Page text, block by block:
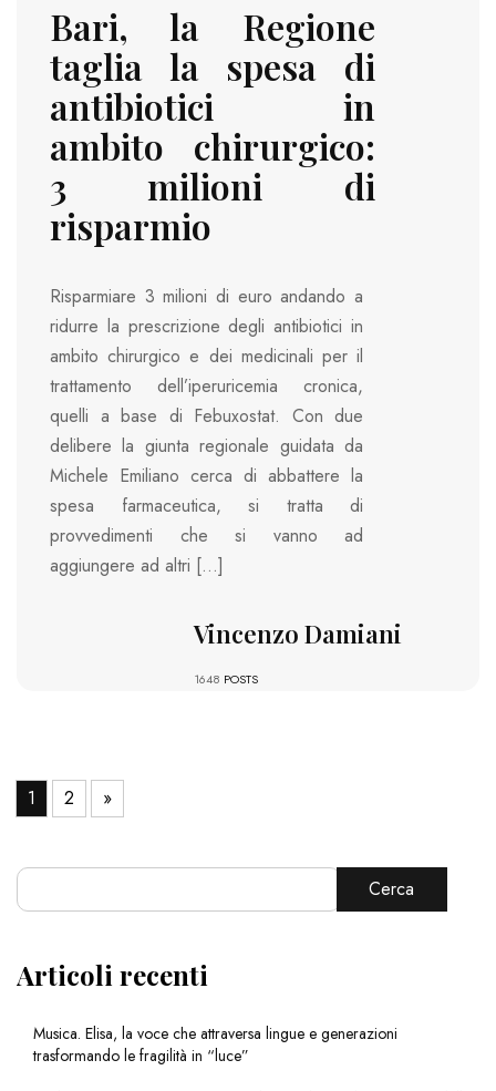
Bari, la Regione
taglia la spesa di
antibiotici in
ambito chirurgico:
3 milioni di
risparmio
Risparmiare 3 milioni di euro andando a
ridurre la prescrizione degli antibiotici in
ambito chirurgico e dei medicinali per il
trattamento dell’iperuricemia cronica,
quelli a base di Febuxostat. Con due
delibere la giunta regionale guidata da
Michele Emiliano cerca di abbattere la
spesa farmaceutica, si tratta di
provvedimenti che si vanno ad
aggiungere ad altri […]
Vincenzo Damiani
1648 POSTS
1 2 »
Cerca
Articoli recenti
Musica. Elisa, la voce che attraversa lingue e generazioni
trasformando le fragilità in “luce”